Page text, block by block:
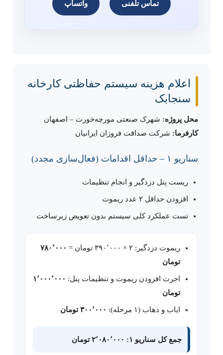
تماس تلفنی واتساپ
اعلام هزینه سیستم حفاظتی کارخانه
سنجابک
محل پروژه: شهرک صنعتی مورچه‌خورت – اصفهان
کارفرما: شرکت صداقت فروزان ایرانیان
سناریو ۱ – حداقل اقدامات (فعال‌سازی مجدد)
ریست پنل دزدگیر و انجام تنظیمات
افزودن حداقل ۲ عدد ریموت
تست عملکرد کلی سیستم بدون تعویض زیرساخت
ریموت دزدگیر: ۲ × ۳۹۰٬۰۰۰ تومان =
۷۸۰٬۰۰۰
تومان
اجرت افزودن ریموت و تنظیمات پنل: ۱٬۰۰۰٬۰۰۰
تومان
ایاب و ذهاب (۱ مرحله): ۳۰۰٬۰۰۰ تومان
جمع کل سناریو ۱: ۲٬۰۸۰٬۰۰۰ تومان